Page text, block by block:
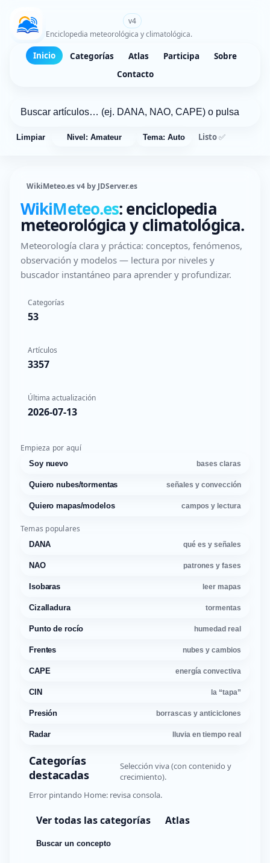
v4
Enciclopedia meteorológica y climatológica.
Inicio Categorías Atlas Participa
Sobre
Contacto
Limpiar Nivel: Amateur Tema: Auto Listo ✅
WikiMeteo.es v4 by JDServer.es
WikiMeteo.es: enciclopedia
meteorológica y climatológica.
Meteorología clara y práctica: conceptos, fenómenos,
observación y modelos — lectura por niveles y
buscador instantáneo para aprender y profundizar.
Categorías
53
Artículos
3357
Última actualización
2026-07-13
Empieza por aquí
Soy nuevo bases claras
Quiero nubes/tormentas señales y convección
Quiero mapas/modelos campos y lectura
Temas populares
DANA qué es y señales
NAO patrones y fases
Isobaras leer mapas
Cizalladura tormentas
Punto de rocío humedad real
Frentes nubes y cambios
CAPE energía convectiva
CIN la “tapa”
Presión borrascas y anticiclones
Radar lluvia en tiempo real
Categorías
destacadas
Selección viva (con contenido y
crecimiento).
Error pintando Home: revisa consola.
Ver todas las categorías Atlas
Buscar un concepto